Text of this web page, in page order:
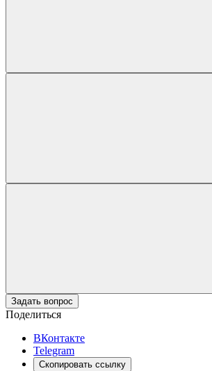
Задать вопрос
Поделиться
ВКонтакте
Telegram
Скопировать ссылку